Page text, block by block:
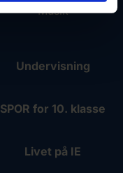
Musik
Undervisning
SPOR for 10. klasse
Livet på IE